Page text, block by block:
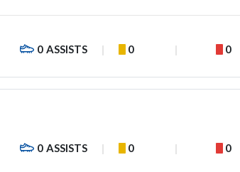
0 ASSISTS 0 0
0 ASSISTS 0 0